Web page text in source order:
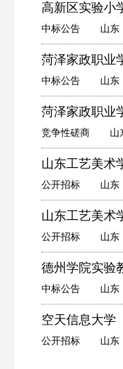
高新区实验小
中标公告 山东
菏泽家政职业
中标公告 山东
菏泽家政职业
竞争性磋商 山
山东工艺美术
公开招标 山东
山东工艺美术
公开招标 山东
德州学院实验
中标公告 山东
空天信息大学
公开招标 山东